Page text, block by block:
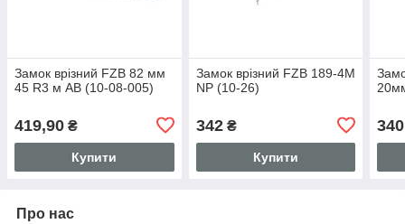
Замок врізний FZB 82 мм
45 R3 м AB (10-08-005)
419,90 ₴
Купити
Замок врізний FZB 189-4M
NP (10-26)
342₴
Купити
Про нас